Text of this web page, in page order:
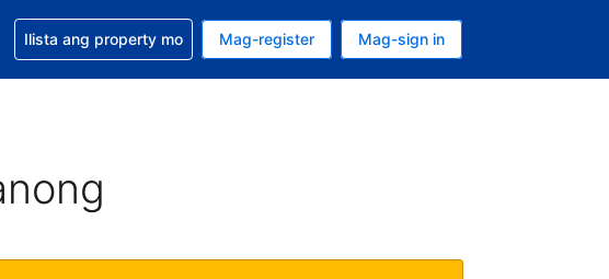
USD ang currency mo ngayon
mo. Filipino ang wika mo ngayon
Makakuha ng tulong sa reservation mo
Ilista ang property mo Mag-register Mag-sign in